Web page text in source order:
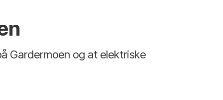
Gardermoen og at elektriske